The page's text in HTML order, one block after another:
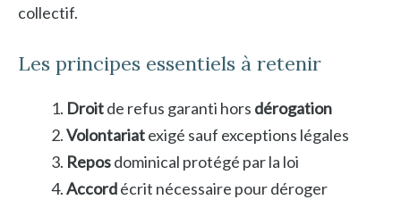
collectif.
Les principes essentiels à retenir
Droitde refus garanti hors dérogation
Volontariatexigé sauf exceptions légales
Reposdominical protégé par la loi
Accordécrit nécessaire pour déroger